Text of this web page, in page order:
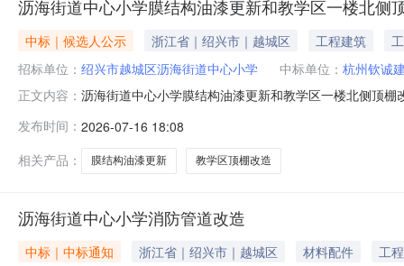
沥海街道中心小学膜结构油漆更新和教学区一楼北侧
中标｜候选人公示 浙江省｜绍兴市｜越城区 工程建筑
招标单位： 绍兴市越城区沥海街道中心小学 中标单位： 杭州钦诚
正文内容： 沥海街道中心小学膜结构油漆更新和教学区一楼北侧顶
标。按招标文件规定的评标方法，已确定中标候选人，
拟确定中标人杭州钦
发布时间： 2026-07-16 18:08
相关产品：
膜结构油漆更新 教学区顶棚改造
沥海街道中心小学消防管道改造
中标｜中标通知 浙江省｜绍兴市｜越城区 材料配件
工程